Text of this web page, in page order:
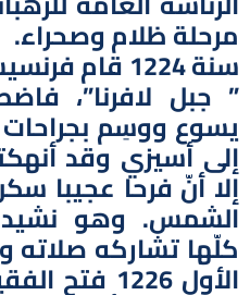
مرحلة ظلام وصحراء.
سنة 1224
” جبل لافرنا”،
يسوع ووسِم بجراحات
إلى أسيزي وقد
إلا أنّ فرحا عجيبا
الشمس. وهو نشيد
الأول 1226